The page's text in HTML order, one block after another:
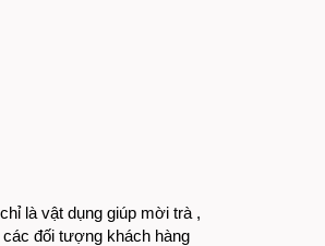
là vật dụng giúp mời trà ,
đối tượng khách hàng